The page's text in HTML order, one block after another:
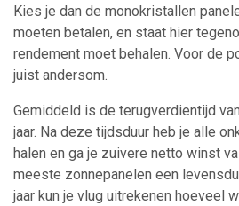
Kies je dan de monokristallen
moeten betalen, en staat hier
rendement moet behalen. Voor de
juist andersom.
Gemiddeld is de terugverdientijd
jaar. Na deze tijdsduur heb je alle
halen en ga je zuivere netto winst
meeste zonnepanelen een
jaar kun je vlug uitrekenen hoeveel